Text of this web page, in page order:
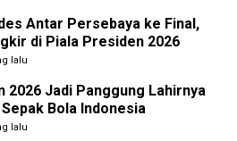
Antar Persebaya ke Final,
di Piala Presiden 2026
lalu
2026 Jadi Panggung Lahirnya
Bola Indonesia
lalu